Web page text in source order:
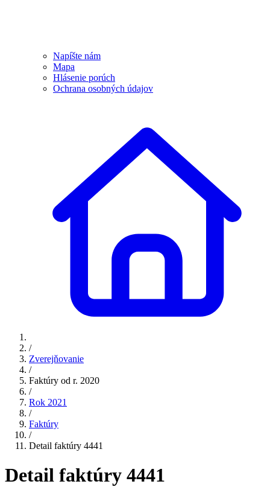
Napíšte nám
Mapa
Hlásenie porúch
Ochrana osobných údajov
/
Zverejňovanie
/
Faktúry od r. 2020
/
Rok 2021
/
Faktúry
/
Detail faktúry 4441
Detail faktúry 4441